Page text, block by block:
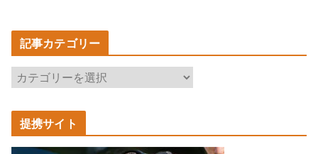
記事カテゴリー
記
カ
テ
ゴ
提携サイト